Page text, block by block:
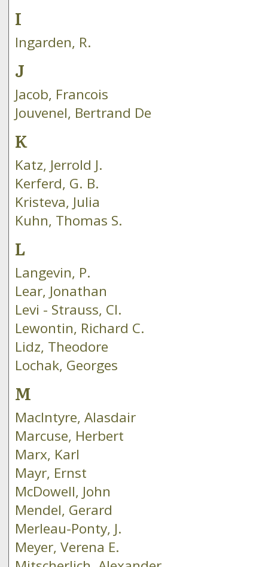
I
Ingarden, R.
J
Jacob, Francois
Jouvenel, Bertrand De
K
Katz, Jerrold J.
Kerferd, G. B.
Kristeva, Julia
Kuhn, Thomas S.
L
Langevin, P.
Lear, Jonathan
Levi - Strauss, Cl.
Lewontin, Richard C.
Lidz, Theodore
Lochak, Georges
M
MacIntyre, Alasdair
Marcuse, Herbert
Marx, Karl
Mayr, Ernst
McDowell, John
Mendel, Gerard
Merleau-Ponty, J.
Meyer, Verena E.